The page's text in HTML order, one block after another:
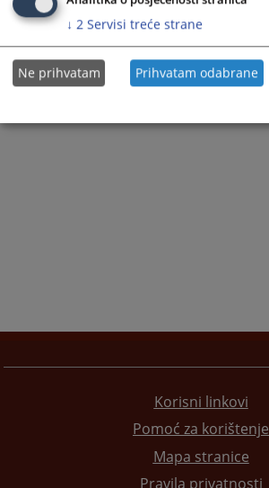
Korisni linkovi
Pomoć za korištenje
Mapa stranice
Pravila privatnosti
↓ 2 Servisi treće strane
Ne prihvatam Prihvatam odabrane